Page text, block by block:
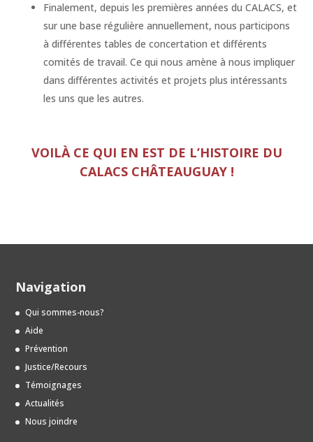
Finalement, depuis les premières années du CALACS, et
sur une base régulière annuellement, nous participons
à différentes tables de concertation et différents
comités de travail. Ce qui nous amène à nous impliquer
dans différentes activités et projets plus intéressants
les uns que les autres.
VOILÀ CE QUI EN EST DE L’HISTOIRE DU
CALACS CHÂTEAUGUAY !
Navigation
Qui sommes-nous?
Aide
Prévention
Justice/Recours
Témoignages
Actualités
Nous joindre